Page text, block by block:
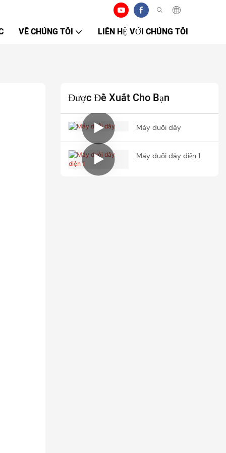
VỀ CHÚNG TÔI LIÊN HỆ VỚI CHÚNG TÔI
Được Đề Xuất Cho Bạn
Máy duỗi dây
Máy duỗi dây điện 1